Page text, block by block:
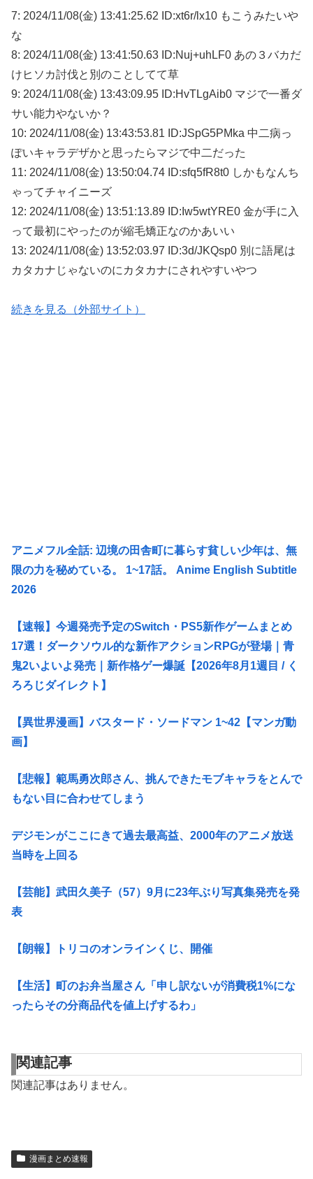
7: 2024/11/08(金) 13:41:25.62 ID:xt6r/lx10 もこうみたいや
な
8: 2024/11/08(金) 13:41:50.63 ID:Nuj+uhLF0 あの３バカだ
けヒソカ討伐と別のことしてて草
9: 2024/11/08(金) 13:43:09.95 ID:HvTLgAib0 マジで一番ダ
サい能力やないか？
10: 2024/11/08(金) 13:43:53.81 ID:JSpG5PMka 中二病っ
ぽいキャラデザかと思ったらマジで中二だった
11: 2024/11/08(金) 13:50:04.74 ID:sfq5fR8t0 しかもなんち
ゃってチャイニーズ
12: 2024/11/08(金) 13:51:13.89 ID:Iw5wtYRE0 金が手に入
って最初にやったのが縮毛矯正なのかあいい
13: 2024/11/08(金) 13:52:03.97 ID:3d/JKQsp0 別に語尾は
カタカナじゃないのにカタカナにされやすいやつ
続きを見る（外部サイト）
アニメフル全話: 辺境の田舎町に暮らす貧しい少年は、無
限の力を秘めている。 1~17話。 Anime English Subtitle
2026
【速報】今週発売予定のSwitch・PS5新作ゲームまとめ
17選！ダークソウル的な新作アクションRPGが登場｜青
鬼2いよいよ発売｜新作格ゲー爆誕【2026年8月1週目 / く
ろろじダイレクト】
【異世界漫画】バスタード・ソードマン 1~42【マンガ動
画】
【悲報】範馬勇次郎さん、挑んできたモブキャラをとんで
もない目に合わせてしまう
デジモンがここにきて過去最高益、2000年のアニメ放送
当時を上回る
【芸能】武田久美子（57）9月に23年ぶり写真集発売を発
表
【朗報】トリコのオンラインくじ、開催
【生活】町のお弁当屋さん「申し訳ないが消費税1%にな
ったらその分商品代を値上げするわ」
関連記事
関連記事はありません。
漫画まとめ速報